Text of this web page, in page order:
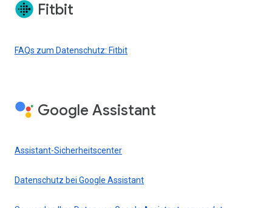
Fitbit
FAQs zum Datenschutz: Fitbit
Google Assistant
Assistant-Sicherheitscenter
Datenschutz bei Google Assistant